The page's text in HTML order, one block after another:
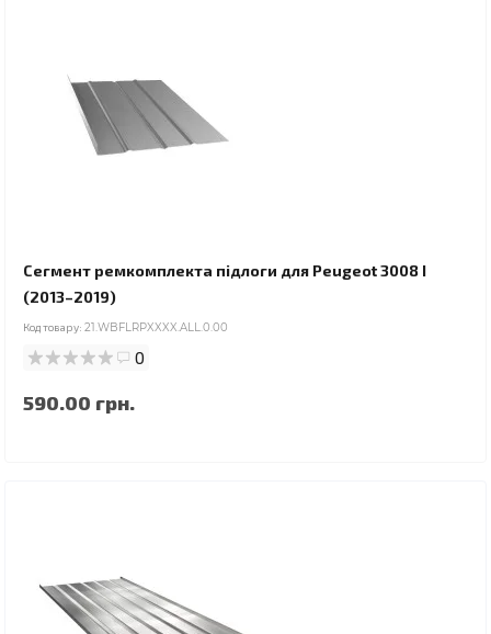
Сегмент ремкомплекта підлоги для Peugeot 3008 I
(2013–2019)
Код товару: 21.WBFLRPXXXX.ALL.0.00
0
590.00 грн.